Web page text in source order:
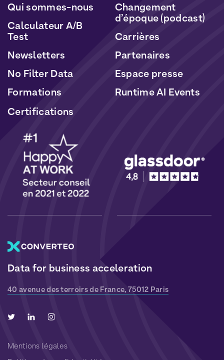
Data for business acceleration
40 avenue des terroirs de France, 75012 Paris
Qui sommes-nous
Calculateur A/B
Test
Newsletters
No Filter Data
Formations
Changement
d’époque (podcast)
Carrières
Partenaires
Espace presse
Runtime AI Events
Certifications
Mentions légales